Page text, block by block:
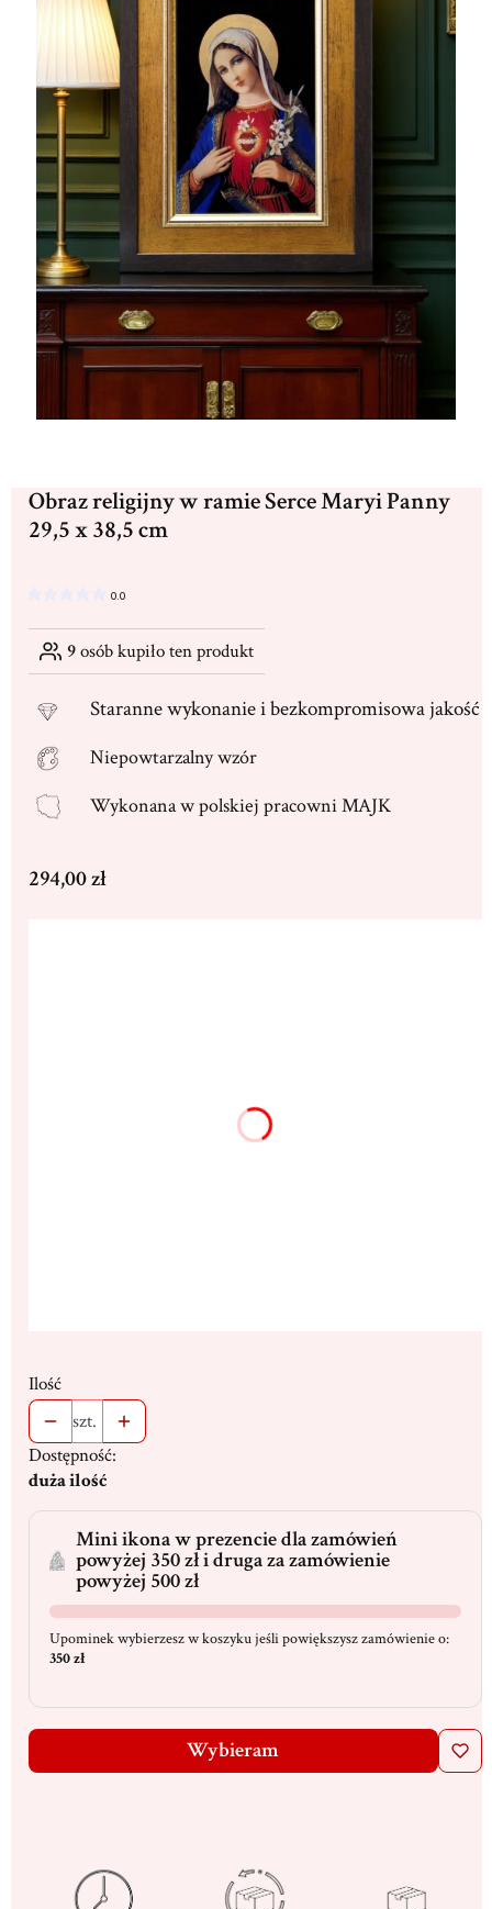
Obraz religijny w ramie Serce Maryi Panny
29,5 x 38,5 cm
0.0
9osób kupiło ten produkt
Starannewykonanie i bezkompromisowa jakość
Niepowtarzalny wzór
Wykonana wpolskiej pracowni MAJK
Cena
294,00 zł
Ilość
szt.
Dostępność:
duża ilość
Mini ikona w prezencie dla zamówień
powyżej 350 zł i druga za zamówienie
powyżej 500 zł
Upominek wybierzesz w koszyku jeśli powiększysz zamówienie o:
350 zł
Wybieram